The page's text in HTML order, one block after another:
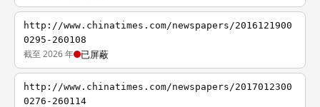
http://www.chinatimes.com/newspapers/2016121900
0295-260108
截至 2026 年 已屏蔽
http://www.chinatimes.com/newspapers/2017012300
0276-260114